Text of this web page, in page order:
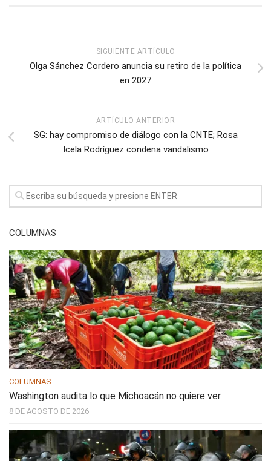
SIGUIENTE ARTÍCULO
Olga Sánchez Cordero anuncia su retiro de la política
en 2027
ARTÍCULO ANTERIOR
SG: hay compromiso de diálogo con la CNTE; Rosa
Icela Rodríguez condena vandalismo
COLUMNAS
COLUMNAS
Washington audita lo que Michoacán no quiere ver
8 DE AGOSTO DE 2026